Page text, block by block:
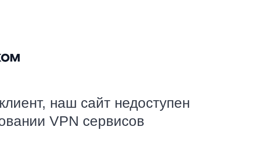
наш сайт недоступен
VPN сервисов